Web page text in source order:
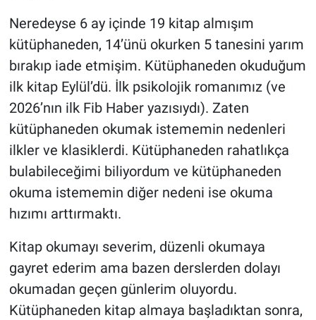
Neredeyse 6 ay içinde 19 kitap almışım
kütüphaneden, 14’ünü okurken 5 tanesini yarım
bırakıp iade etmişim. Kütüphaneden okuduğum
ilk kitap Eylül’dü. İlk psikolojik romanımız (ve
2026’nın ilk Fib Haber yazısıydı). Zaten
kütüphaneden okumak istememin nedenleri
ilkler ve klasiklerdi. Kütüphaneden rahatlıkça
bulabileceğimi biliyordum ve kütüphaneden
okuma istememin diğer nedeni ise okuma
hızımı arttırmaktı.
Kitap okumayı severim, düzenli okumaya
gayret ederim ama bazen derslerden dolayı
okumadan geçen günlerim oluyordu.
Kütüphaneden kitap almaya başladıktan sonra,
Yerel
Genel
Asayiş
Kültür - Sanat
Politika
Magazin
Çevre
Haberde İnsan